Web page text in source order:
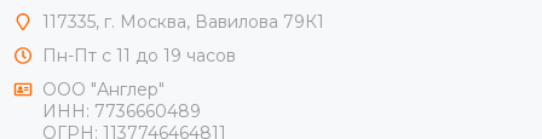
117335, г. Москва, Вавилова 79К1
Пн-Пт с 11 до 19 часов
ООО "Англер"
ИНН: 7736660489
ОГРН: 1137746464811